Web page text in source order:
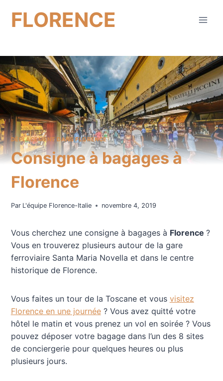
FLORENCE
DÉPLACEMENT DANS FLORENCE
Consigne à bagages à
Florence
Par L'équipe Florence-Italie novembre 4, 2019
Vous cherchez une consigne à bagages à Florence ?
Vous en trouverez plusieurs autour de la gare
ferroviaire Santa Maria Novella et dans le centre
historique de Florence.
Vous faites un tour de la Toscane et vous visitez
Florence en une journée? Vous avez quitté votre
hôtel le matin et vous prenez un vol en soirée ? Vous
pouvez déposer votre bagage dans l’un des 8 sites
de conciergerie pour quelques heures ou plus
plusieurs jours.